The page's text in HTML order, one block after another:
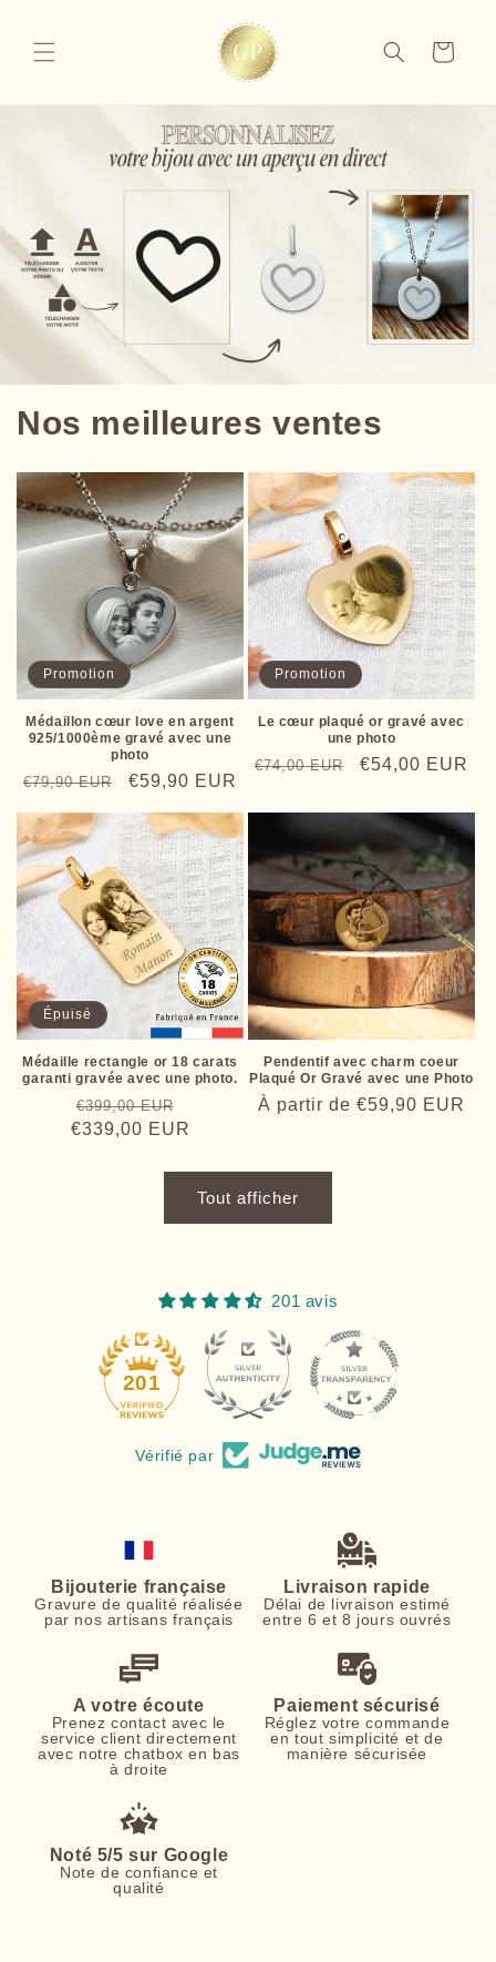
au
contenu
Panier
Nos meilleures ventes
Promotion
Médaillon cœur love en argent
925/1000ème gravé avec une
photo
Prix
€79,90 EUR
Prix
€59,90 EUR
Promotion
Le cœur plaqué or gravé avec
une photo
Prix
€74,00 EUR
Prix
€54,00 EUR
Épuisé
Médaille rectangle or 18 carats
garanti gravée avec une photo.
Prix
habituel
€399,00 EUR
promotionnel
€339,00 EUR
Pendentif avec charm coeur
Plaqué Or Gravé avec une Photo
Prix
À partir de €59,90 EUR
Tout afficher
201 avis
34
Vérifié par
Bijouterie française
Gravure de qualité réalisée
par nos artisans français
Livraison rapide
Délai de livraison estimé
entre 6 et 8 jours ouvrés
A votre écoute
Prenez contact avec le
service client directement
avec notre chatbox en bas
à droite
Paiement sécurisé
Réglez votre commande
en tout simplicité et de
manière sécurisée
Noté 5/5 sur Google
Note de confiance et
qualité